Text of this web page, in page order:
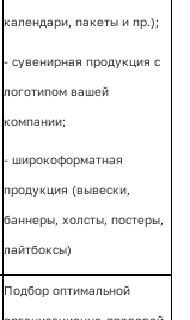
календари, пакеты и пр.);
- сувенирная продукция с
логотипом вашей
компании;
- широкоформатная
продукция (вывески,
баннеры, холсты, постеры,
лайтбоксы)
Подбор оптимальной